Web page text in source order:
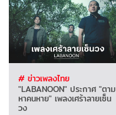
# ข่าวเพลงไทย
"LABANOON" ประกาศ "ตาม
หาคนหาย" เพลงเศร้าลายเซ็น
วง